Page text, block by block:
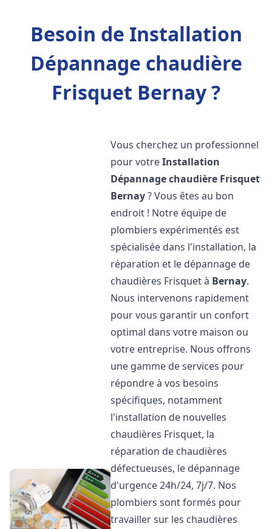
Besoin de Installation
Dépannage chaudière
Frisquet Bernay ?
Vous cherchez un professionnel
pour votreInstallation
Dépannage chaudière Frisquet
Bernay? Vous êtes au bon
endroit ! Notre équipe de
plombiers expérimentés est
spécialisée dans l'installation, la
réparation et le dépannage de
chaudières Frisquet à Bernay.
Nous intervenons rapidement
pour vous garantir un confort
optimal dans votre maison ou
votre entreprise. Nous offrons
une gamme de services pour
répondre à vos besoins
spécifiques, notamment
l'installation de nouvelles
chaudières Frisquet, la
réparation de chaudières
défectueuses, le dépannage
d'urgence 24h/24, 7j/7. Nos
plombiers sont formés pour
travailler sur les chaudières